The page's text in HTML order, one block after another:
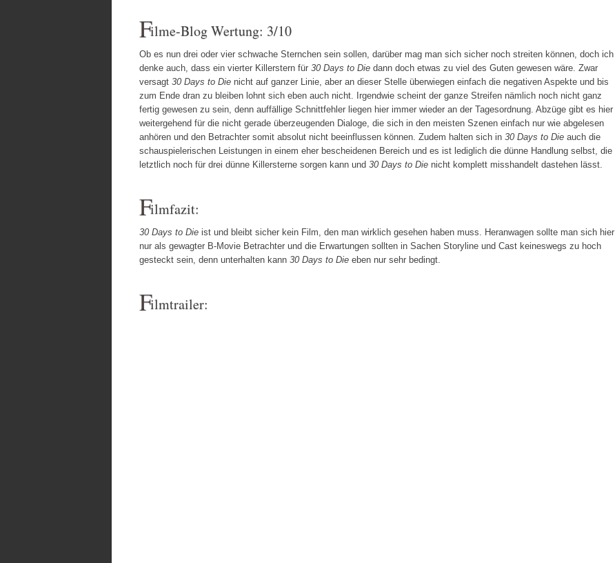
Filme-Blog Wertung: 3/10
Ob es nun drei oder vier schwache Sternchen sein sollen, darüber mag man sich sicher noch streiten können, doch ich
denke auch, dass ein vierter Killerstern für 30 Days to Die dann doch etwas zu viel des Guten gewesen wäre. Zwar
versagt 30 Days to Die nicht auf ganzer Linie, aber an dieser Stelle überwiegen einfach die negativen Aspekte und bis
zum Ende dran zu bleiben lohnt sich eben auch nicht. Irgendwie scheint der ganze Streifen nämlich noch nicht ganz
fertig gewesen zu sein, denn auffällige Schnittfehler liegen hier immer wieder an der Tagesordnung. Abzüge gibt es hier
weitergehend für die nicht gerade überzeugenden Dialoge, die sich in den meisten Szenen einfach nur wie abgelesen
anhören und den Betrachter somit absolut nicht beeinflussen können. Zudem halten sich in 30 Days to Die auch die
schauspielerischen Leistungen in einem eher bescheidenen Bereich und es ist lediglich die dünne Handlung selbst, die
letztlich noch für drei dünne Killersterne sorgen kann und 30 Days to Die nicht komplett misshandelt dastehen lässt.
Filmfazit:
30 Days to Die ist und bleibt sicher kein Film, den man wirklich gesehen haben muss. Heranwagen sollte man sich hier
nur als gewagter B-Movie Betrachter und die Erwartungen sollten in Sachen Storyline und Cast keineswegs zu hoch
gesteckt sein, denn unterhalten kann 30 Days to Die eben nur sehr bedingt.
Filmtrailer: